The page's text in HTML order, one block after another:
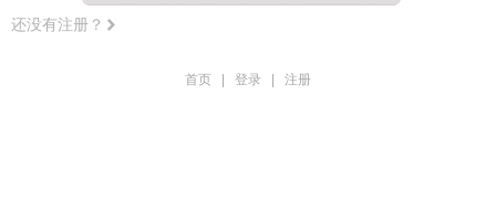
还没有注册？
首页 登录 注册